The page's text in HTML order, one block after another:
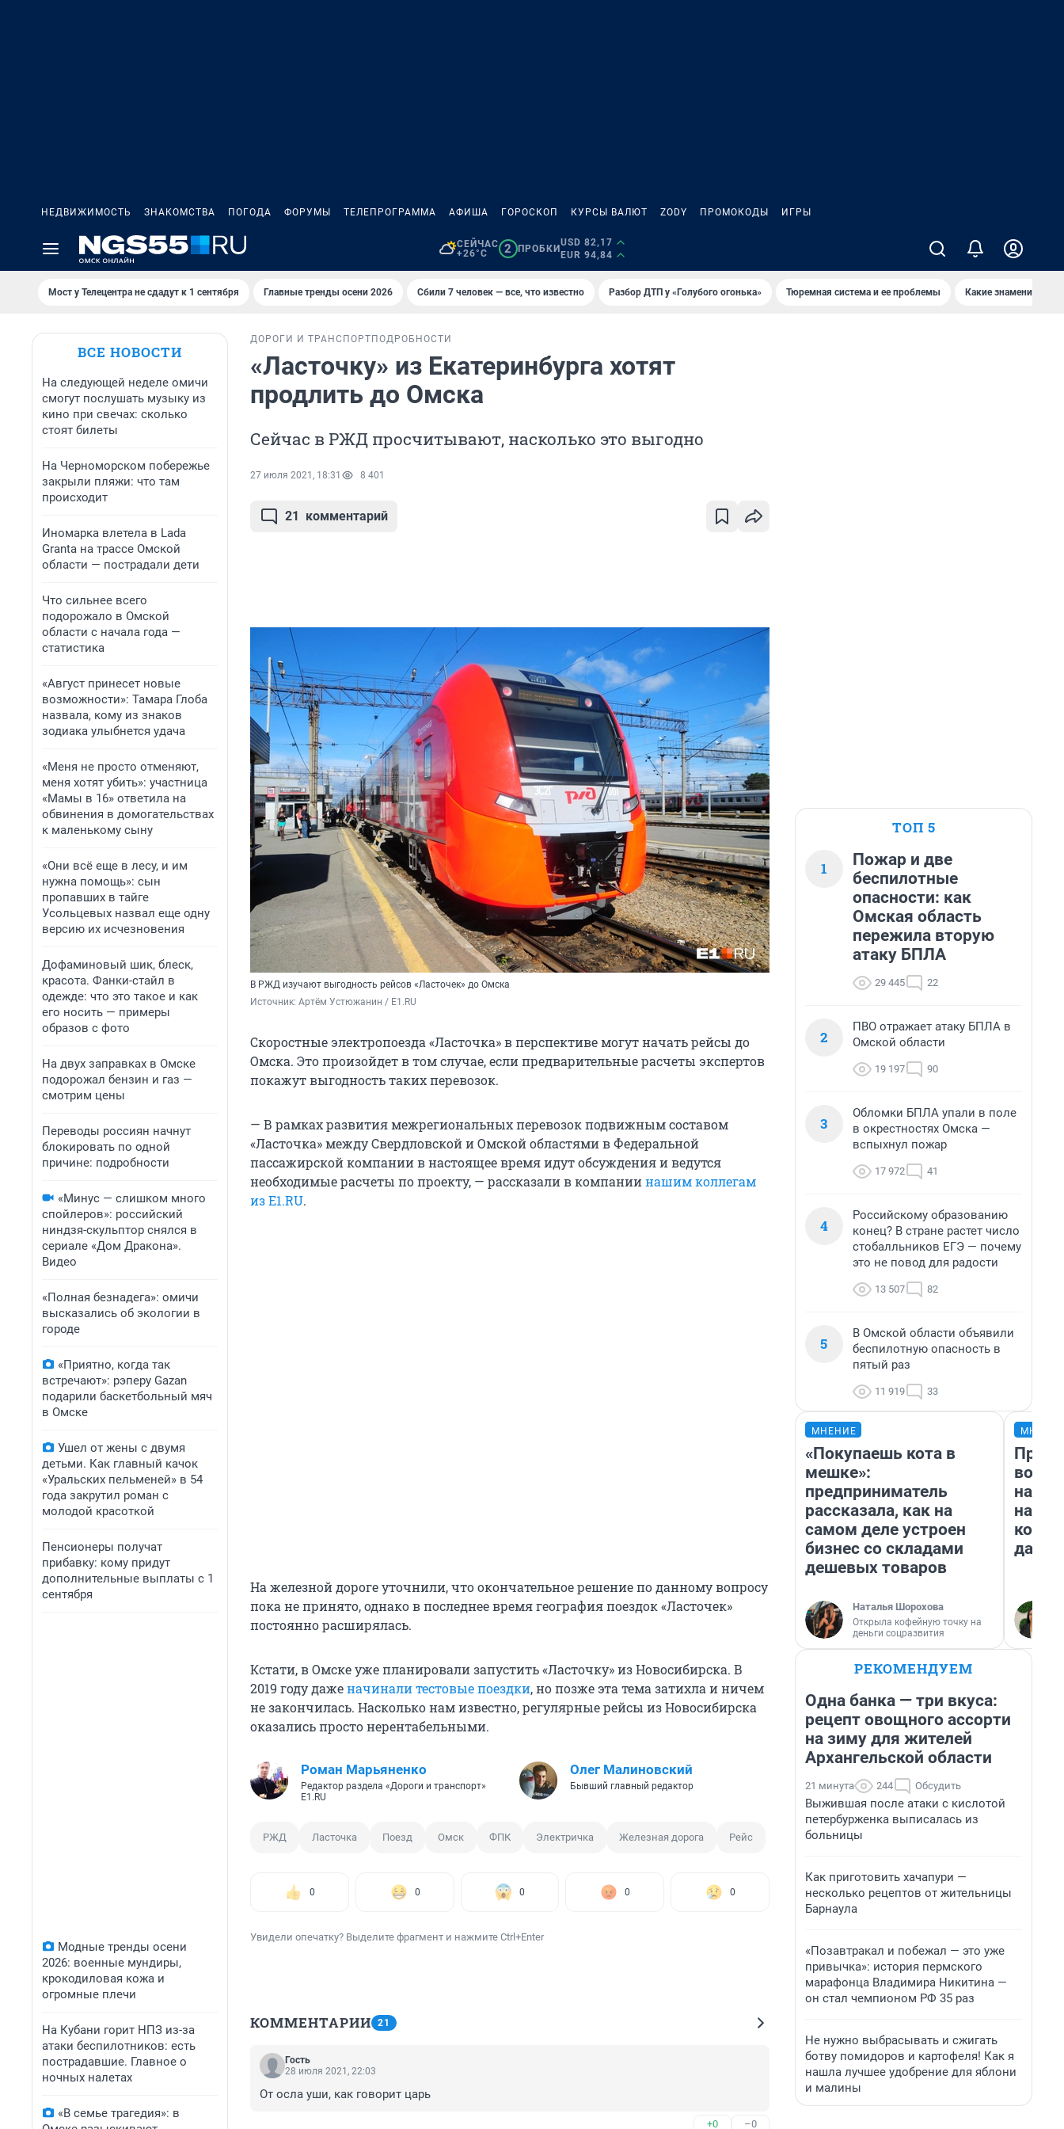
НЕДВИЖИМОСТЬ ЗНАКОМСТВА ПОГОДА ФОРУМЫ ТЕЛЕПРОГРАММА АФИША ГОРОСКОП КУРСЫ ВАЛЮТ ZODY ПРОМОКОДЫ ИГРЫ
СЕЙЧАС
+26°C
2 ПРОБКИ
USD 82,17
EUR 94,84
Мост у Телецентра не сдадут к 1 сентября Главные тренды осени 2026 Сбили 7 человек — все, что известно Разбор ДТП у «Голубого огонька» Тюремная система и ее проблемы Какие знаменитости
ВСЕ НОВОСТИ
На следующей неделе омичи
смогут послушать музыку из
кино при свечах: сколько
стоят билеты
На Черноморском побережье
закрыли пляжи: что там
происходит
Иномарка влетела в Lada
Granta на трассе Омской
области — пострадали дети
Что сильнее всего
подорожало в Омской
области с начала года —
статистика
«Август принесет новые
возможности»: Тамара Глоба
назвала, кому из знаков
зодиака улыбнется удача
«Меня не просто отменяют,
меня хотят убить»: участница
«Мамы в 16» ответила на
обвинения в домогательствах
к маленькому сыну
«Они всё еще в лесу, и им
нужна помощь»: сын
пропавших в тайге
Усольцевых назвал еще одну
версию их исчезновения
Дофаминовый шик, блеск,
красота. Фанки-стайл в
одежде: что это такое и как
его носить — примеры
образов с фото
На двух заправках в Омске
подорожал бензин и газ —
смотрим цены
Переводы россиян начнут
блокировать по одной
причине: подробности
«Минус — слишком много
спойлеров»: российский
ниндзя-скульптор снялся в
сериале «Дом Дракона».
Видео
«Полная безнадега»: омичи
высказались об экологии в
городе
«Приятно, когда так
встречают»: рэперу Gazan
подарили баскетбольный мяч
в Омске
Ушел от жены с двумя
детьми. Как главный качок
«Уральских пельменей» в 54
года закрутил роман с
молодой красоткой
Пенсионеры получат
прибавку: кому придут
дополнительные выплаты с 1
сентября
Модные тренды осени
2026: военные мундиры,
крокодиловая кожа и
огромные плечи
На Кубани горит НПЗ из-за
атаки беспилотников: есть
пострадавшие. Главное о
ночных налетах
«В семье трагедия»: в
ДОРОГИ И ТРАНСПОРТ ПОДРОБНОСТИ
«Ласточку» из Екатеринбурга хотят
продлить до Омска
Сейчас в РЖД просчитывают, насколько это выгодно
27 июля 2021, 18:31 8 401
21 комментарий
В РЖД изучают выгодность рейсов «Ласточек» до Омска
Источник: Артём Устюжанин / E1.RU
Скоростные электропоезда «Ласточка» в перспективе могут начать рейсы до
Омска. Это произойдет в том случае, если предварительные расчеты экспертов
покажут выгодность таких перевозок.
— В рамках развития межрегиональных перевозок подвижным составом
«Ласточка» между Свердловской и Омской областями в Федеральной
пассажирской компании в настоящее время идут обсуждения и ведутся
необходимые расчеты по проекту, — рассказали в компаниинашим коллегам
из E1.RU.
На железной дороге уточнили, что окончательное решение по данному вопросу
пока не принято, однако в последнее время география поездок «Ласточек»
постоянно расширялась.
Кстати, в Омске уже планировали запустить «Ласточку» из Новосибирска. В
2019 году даженачинали тестовые поездки, но позже эта тема затихла и ничем
не закончилась. Насколько нам известно, регулярные рейсы из Новосибирска
оказались просто нерентабельными.
Роман Марьяненко
Редактор раздела «Дороги и транспорт»
E1.RU
Олег Малиновский
Бывший главный редактор
РЖД Ласточка Поезд Омск ФПК Электричка Железная дорога Рейс
0 0 0 0 0
Увидели опечатку? Выделите фрагмент и нажмите Ctrl+Enter
КОММЕНТАРИИ 21
Гость
28 июля 2021, 22:03
От осла уши, как говорит царь
+0 –0
ТОП 5
1
Пожар и две
беспилотные
опасности: как
Омская область
пережила вторую
атаку БПЛА
29 445 22
2
ПВО отражает атаку БПЛА в
Омской области
19 197 90
3
Обломки БПЛА упали в поле
в окрестностях Омска —
вспыхнул пожар
17 972 41
4
Российскому образованию
конец? В стране растет число
стобалльников ЕГЭ — почему
это не повод для радости
13 507 82
5
В Омской области объявили
беспилотную опасность в
пятый раз
11 919 33
МНЕНИЕ
«Покупаешь кота в
мешке»:
предприниматель
рассказала, как на
самом деле устроен
бизнес со складами
дешевых товаров
Наталья Шорохова
Открыла кофейную точку на
деньги соцразвития
нам
даже
РЕКОМЕНДУЕМ
Одна банка — три вкуса:
рецепт овощного ассорти
на зиму для жителей
Архангельской области
21 минута 244 Обсудить
Выжившая после атаки с кислотой
петербурженка выписалась из
больницы
Как приготовить хачапури —
несколько рецептов от жительницы
Барнаула
«Позавтракал и побежал — это уже
привычка»: история пермского
марафонца Владимира Никитина —
он стал чемпионом РФ 35 раз
Не нужно выбрасывать и сжигать
ботву помидоров и картофеля! Как я
нашла лучшее удобрение для яблони
и малины